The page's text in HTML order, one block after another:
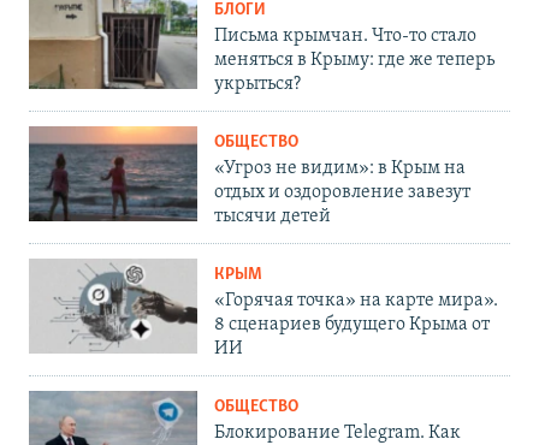
БЛОГИ
Письма крымчан. Что-то стало
меняться в Крыму: где же теперь
укрыться?
ОБЩЕСТВО
«Угроз не видим»: в Крым на
отдых и оздоровление завезут
тысячи детей
КРЫМ
«Горячая точка» на карте мира».
8 сценариев будущего Крыма от
ИИ
ОБЩЕСТВО
Блокирование Telegram. Как